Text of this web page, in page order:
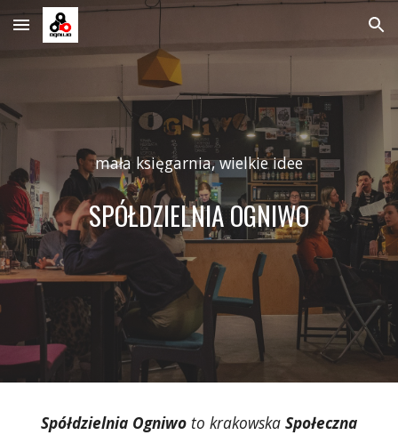
Skip to main content Skip to navigation
mała księgarnia, wielkie idee
SPÓŁDZIELNIA OGNIWO
Spółdzielnia Ogniwo to krakowska Społeczna